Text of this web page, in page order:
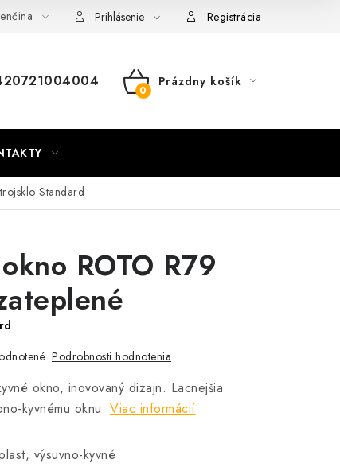
Mapa webu Milpe.sk
Prihlásenie Registrácia
NÁKUPNÝ
Prázdny košík
trojsklo Standard
ROTO R79
Podrobnosti hodnotenia
okno, inovovaný dizajn. Lacnejšia
kyvnému oknu. Viac informácií
výsuvno-kyvné